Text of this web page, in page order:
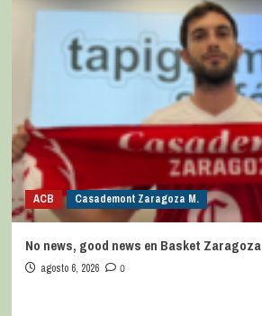
ACB Casademont Zaragoza M.
No news, good news en Basket Zaragoza
agosto 6, 2026 0